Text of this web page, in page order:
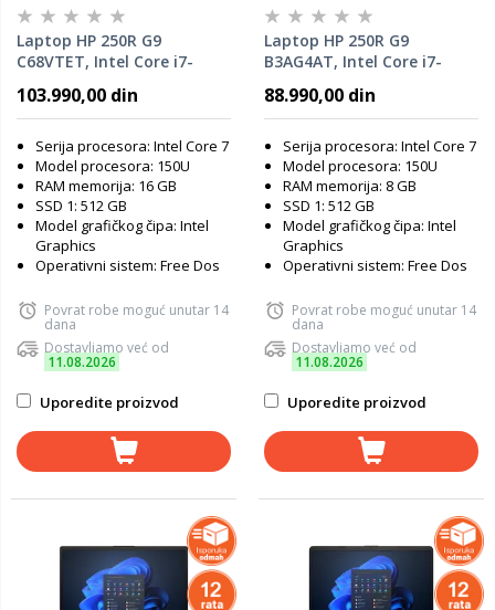
Laptop HP 250R G9
C68VTET, Intel Core i7-
SSD, DOS
103.990,00 din
Serija procesora: Intel Core 7
Model procesora: 150U
RAM memorija: 16 GB
SSD 1: 512 GB
Model grafičkog čipa: Intel
Graphics
Operativni sistem: Free Dos
Povrat robe moguć unutar 14
dana
Dostavljamo već od
11.08.2026
Uporedite proizvod
Laptop HP 250R G9
B3AG4AT, Intel Core i7-
DOS
88.990,00 din
Serija procesora: Intel Core 7
Model procesora: 150U
RAM memorija: 8 GB
SSD 1: 512 GB
Model grafičkog čipa: Intel
Graphics
Operativni sistem: Free Dos
Povrat robe moguć unutar 14
dana
Dostavljamo već od
11.08.2026
Uporedite proizvod